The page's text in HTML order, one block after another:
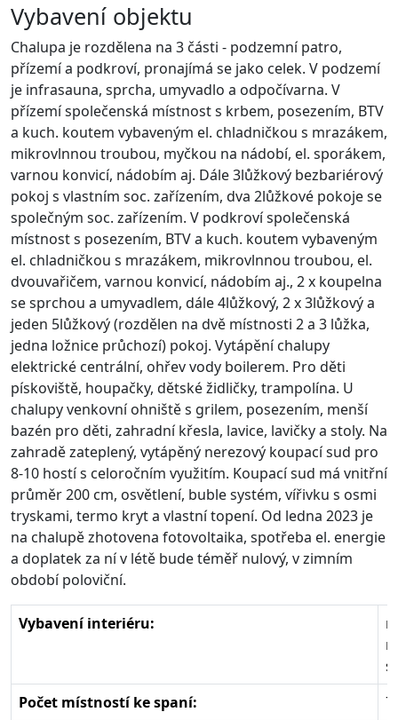
Vybavení objektu
Chalupa je rozdělena na 3 části - podzemní patro,
přízemí a podkroví, pronajímá se jako celek. V podzemí
je infrasauna, sprcha, umyvadlo a odpočívarna. V
přízemí společenská místnost s krbem, posezením, BTV
a kuch. koutem vybaveným el. chladničkou s mrazákem,
mikrovlnnou troubou, myčkou na nádobí, el. sporákem,
varnou konvicí, nádobím aj. Dále 3lůžkový bezbariérový
pokoj s vlastním soc. zařízením, dva 2lůžkové pokoje se
společným soc. zařízením. V podkroví společenská
místnost s posezením, BTV a kuch. koutem vybaveným
el. chladničkou s mrazákem, mikrovlnnou troubou, el.
dvouvařičem, varnou konvicí, nádobím aj., 2 x koupelna
se sprchou a umyvadlem, dále 4lůžkový, 2 x 3lůžkový a
jeden 5lůžkový (rozdělen na dvě místnosti 2 a 3 lůžka,
jedna ložnice průchozí) pokoj. Vytápění chalupy
elektrické centrální, ohřev vody boilerem. Pro děti
pískoviště, houpačky, dětské židličky, trampolína. U
chalupy venkovní ohniště s grilem, posezením, menší
bazén pro děti, zahradní křesla, lavice, lavičky a stoly. Na
zahradě zateplený, vytápěný nerezový koupací sud pro
8-10 hostí s celoročním využitím. Koupací sud má vnitřní
průměr 200 cm, osvětlení, buble systém, vířivku s osmi
tryskami, termo kryt a vlastní topení. Od ledna 2023 je
na chalupě zhotovena fotovoltaika, spotřeba el. energie
a doplatek za ní v létě bude téměř nulový, v zimním
období poloviční.
Vybavení interiéru:
Počet místností ke spaní:
7